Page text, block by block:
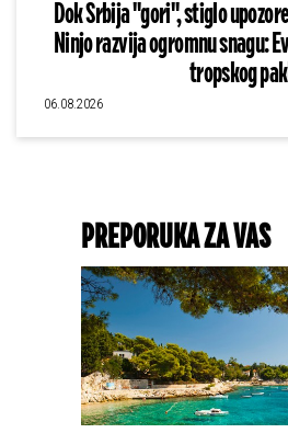
Dok Srbija "gori", stiglo
Ninjo razvija ogromnu snagu:
tropskog
06.08.2026
PREPORUKA ZA VAS